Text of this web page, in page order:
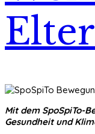
Mit dem SpoSpiTo-
Gesundheit und